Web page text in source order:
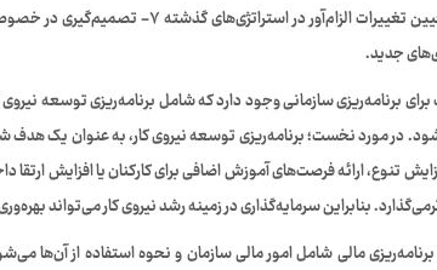
جدید.
برنامه‌ریزی سازمانی وجود دارد که شامل برنامه‌ریزی توسعه
در مورد نخست؛ برنامه‌ریزی توسعه نیروی کار، به عنوان یک
تنوع، ارائه فرصت‌های آموزش اضافی برای کارکنان یا افزایش ارتقا
بنابراین سرمایه‌گذاری در زمینه رشد نیروی کار می‌تواند
مالی شامل امور مالی سازمان و نحوه استفاده از آن‌ها